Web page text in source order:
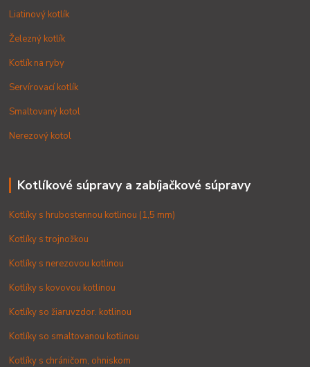
Liatinový kotlík
Železný kotlík
Kotlík na ryby
Servírovací kotlík
Smaltovaný kotol
Nerezový kotol
Kotlíkové súpravy a zabíjačkové súpravy
Kotlíky s hrubostennou kotlinou (1,5 mm)
Kotlíky s trojnožkou
Kotlíky s nerezovou kotlinou
Kotlíky s kovovou kotlinou
Kotlíky so žiaruvzdor. kotlinou
Kotlíky so smaltovanou kotlinou
Kotlíky s chráničom, ohniskom